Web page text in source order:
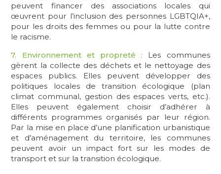
peuvent financer des associations locales qui
œuvrent pour l’inclusion des personnes LGBTQIA+,
pour les droits des femmes ou pour la lutte contre
le racisme.
7. Environnement et propreté : Les communes
gèrent la collecte des déchets et le nettoyage des
espaces publics. Elles peuvent développer des
politiques locales de transition écologique (plan
climat communal, gestion des espaces verts, etc.).
Elles peuvent également choisir d’adhérer à
différents programmes organisés par leur région.
Par la mise en place d’une planification urbanistique
et d’aménagement du territoire, les communes
peuvent avoir un impact fort sur les modes de
transport et sur la transition écologique.